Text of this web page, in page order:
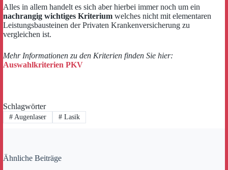
Alles in allem handelt es sich aber hierbei immer noch um ein
nachrangig wichtiges Kriterium welches nicht mit elementaren
Leistungsbausteinen der Privaten Krankenversicherung zu
vergleichen ist.
Mehr Informationen zu den Kriterien finden Sie hier:
Auswahlkriterien PKV
Schlagwörter
#Augenlaser #Lasik
Ähnliche Beiträge